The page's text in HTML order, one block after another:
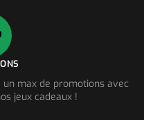
max de promotions avec
jeux cadeaux !